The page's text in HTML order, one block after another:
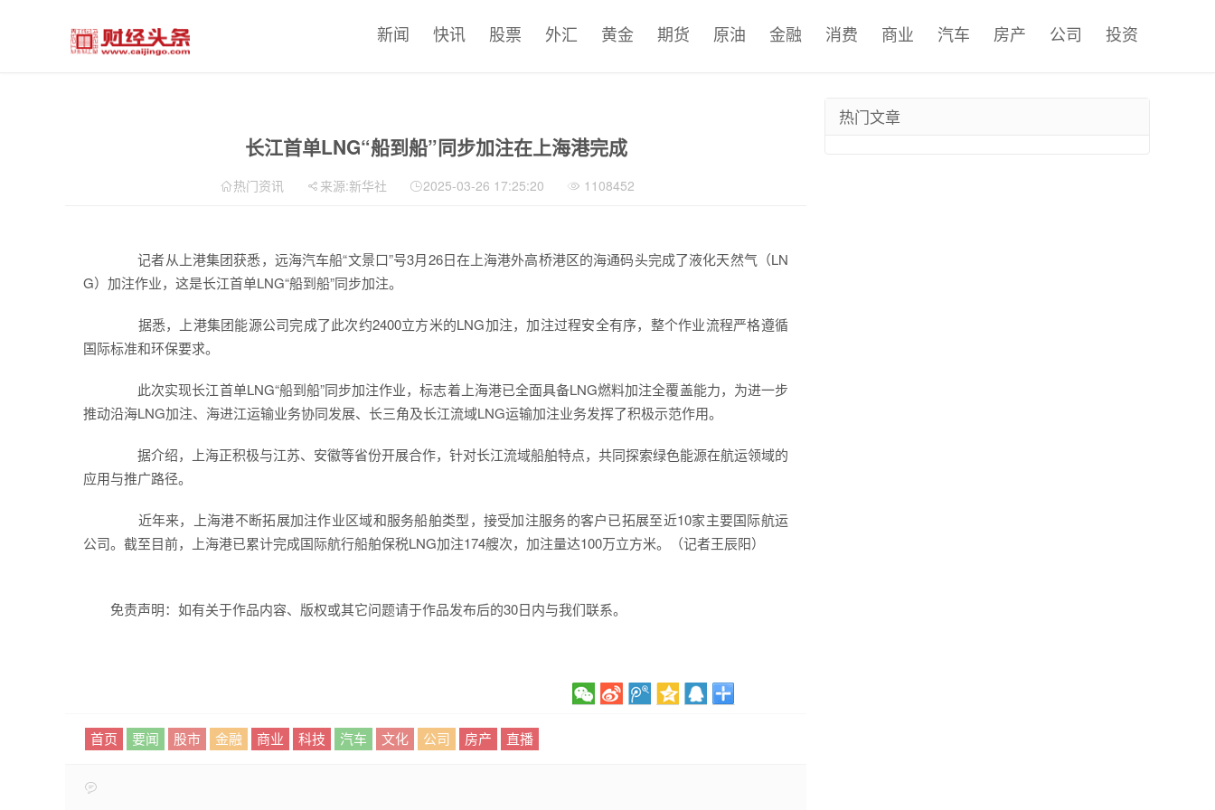
新闻 快讯 股票 外汇 黄金 期货 原油 金融 消费 商业 汽车 房产 公司 投资
长江首单LNG“船到船”同步加注在上海港完成
热门资讯 来源:新华社 2025-03-26 17:25:20 1108452
记者从上港集团获悉，远海汽车船“文景口”号3月26日在上海港外高桥港区的海通码头完成了液化天然气（LN
G）加注作业，这是长江首单LNG“船到船”同步加注。
据悉，上港集团能源公司完成了此次约2400立方米的LNG加注，加注过程安全有序，整个作业流程严格遵循
国际标准和环保要求。
此次实现长江首单LNG“船到船”同步加注作业，标志着上海港已全面具备LNG燃料加注全覆盖能力，为进一步
推动沿海LNG加注、海进江运输业务协同发展、长三角及长江流域LNG运输加注业务发挥了积极示范作用。
据介绍，上海正积极与江苏、安徽等省份开展合作，针对长江流域船舶特点，共同探索绿色能源在航运领域的
应用与推广路径。
近年来，上海港不断拓展加注作业区域和服务船舶类型，接受加注服务的客户已拓展至近10家主要国际航运
公司。截至目前，上海港已累计完成国际航行船舶保税LNG加注174艘次，加注量达100万立方米。（记者王辰阳）
免责声明：如有关于作品内容、版权或其它问题请于作品发布后的30日内与我们联系。
首页 要闻 股市 金融 商业 科技 汽车 文化 公司 房产 直播
热门文章